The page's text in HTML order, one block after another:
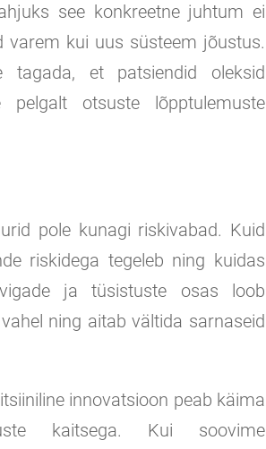
see konkreetne juhtum ei
varem kui uus süsteem jõustus.
et patsiendid oleksid
otsuste lõpptulemuste
pole kunagi riskivabad. Kuid
riskidega tegeleb ning kuidas
ja tüsistuste osas loob
ning aitab vältida sarnaseid
innovatsioon peab käima
kaitsega. Kui soovime